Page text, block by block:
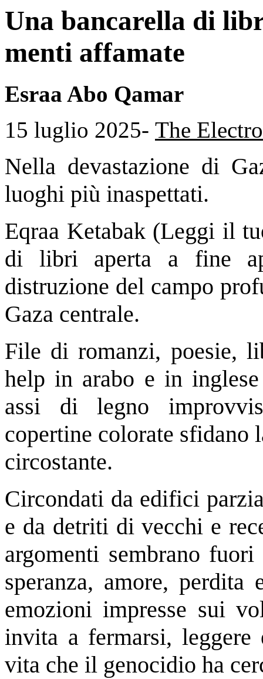
Una bancarella di
menti affamate
Esraa Abo Qamar
15 luglio 2025- The
Nella devastazione di
luoghi più inaspettati.
Eqraa Ketabak (Leggi il
di libri aperta a fine
distruzione del campo
Gaza centrale.
File di romanzi, poesie,
help in arabo e in
assi di legno
copertine colorate sfidano
circostante.
Circondati da edifici
e da detriti di vecchi e
argomenti sembrano
speranza, amore,
emozioni impresse sui
invita a fermarsi,
vita che il genocidio ha